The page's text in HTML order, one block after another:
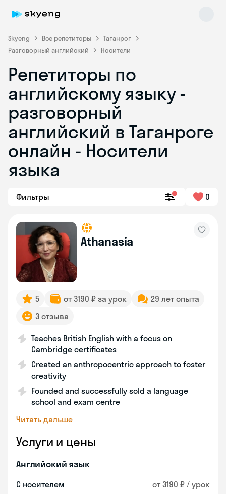
Skyeng Все репетиторы
Таганрог
Разговорный английский
Носители
Репетиторы по
английскому языку -
разговорный
английский в Таганроге
онлайн - Носители
языка
Фильтры 0
Athanasia
5 от 3190 ₽ за урок
29 лет опыта
3 отзыва
Teaches British English with a focus on
Cambridge certificates
Created an anthropocentric approach to foster
creativity
Founded and successfully sold a language
school and exam centre
Читать дальше
Услуги и цены
Английский язык
С носителем от 3190 ₽ / урок
Skyeng Chat